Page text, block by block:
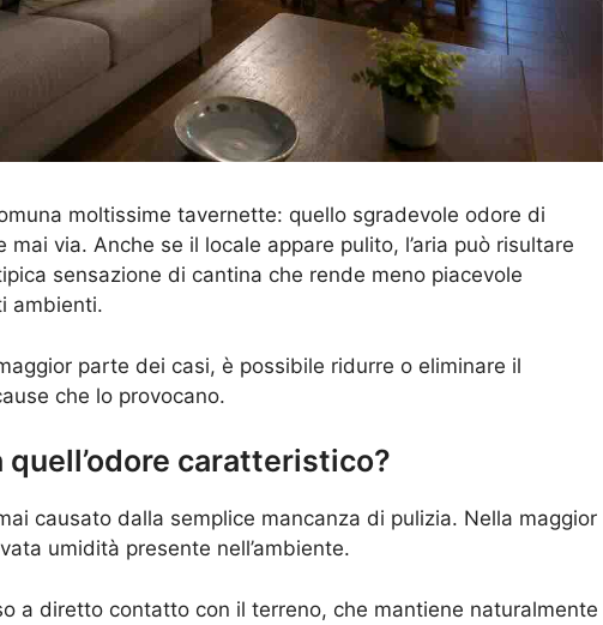
moltissime tavernette: quello sgradevole odore di
via. Anche se il locale appare pulito, l’aria può risultare
sensazione di cantina che rende meno piacevole
ambienti.
parte dei casi, è possibile ridurre o eliminare il
che lo provocano.
quell’odore caratteristico?
causato dalla semplice mancanza di pulizia. Nella maggior
umidità presente nell’ambiente.
a diretto contatto con il terreno, che mantiene naturalmente